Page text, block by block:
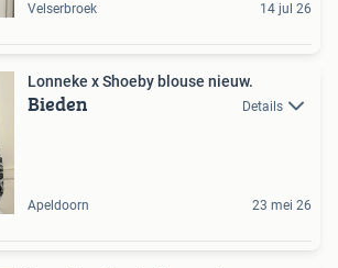
Velserbroek 14 jul 26
Lonneke x Shoeby blouse nieuw.
Bieden Details
Apeldoorn 23 mei 26